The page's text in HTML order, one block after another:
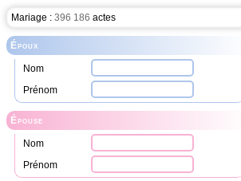
Mariage : 396 186 actes
Époux
Nom
Prénom
Épouse
Nom
Prénom